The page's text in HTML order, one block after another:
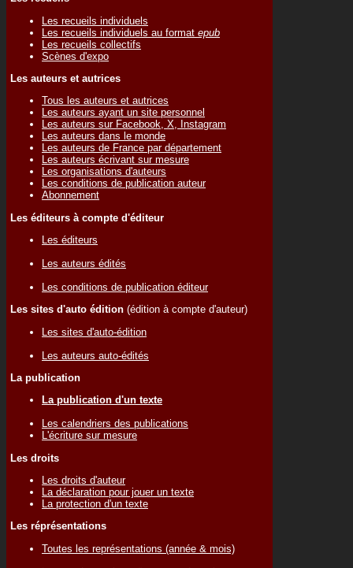
Les recueils individuels
Les recueils individuels au format epub
Les recueils collectifs
Scènes d'expo
Les auteurs et autrices
Tous les auteurs et autrices
Les auteurs ayant un site personnel
Les auteurs sur Facebook, X, Instagram
Les auteurs dans le monde
Les auteurs de France par département
Les auteurs écrivant sur mesure
Les organisations d'auteurs
Les conditions de publication auteur
Abonnement
Les éditeurs à compte d'éditeur
Les éditeurs
Les auteurs édités
Les conditions de publication éditeur
Les sites d'auto édition (édition à compte d'auteur)
Les sites d'auto-édition
Les auteurs auto-édités
La publication
La publication d'un texte
Les calendriers des publications
L'écriture sur mesure
Les droits
Les droits d'auteur
La déclaration pour jouer un texte
La protection d'un texte
Les réprésentations
Toutes les représentations (année & mois)